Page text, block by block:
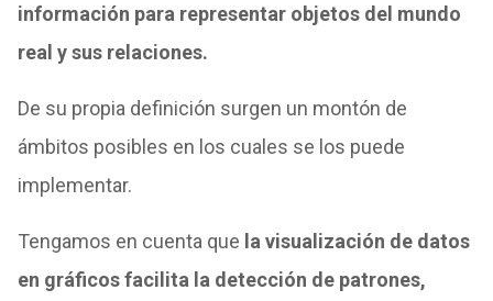
información para representar objetos del mundo
real y sus relaciones.
De su propia definición surgen un montón de
ámbitos posibles en los cuales se los puede
implementar.
Tengamos en cuenta que la visualización de datos
en gráficos facilita la detección de patrones,